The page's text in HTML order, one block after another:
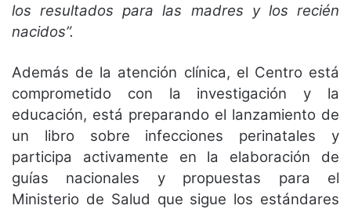
los resultados para las madres y los recién
nacidos”.
Además de la atención clínica, el Centro está
comprometido con la investigación y la
educación, está preparando el lanzamiento de
un libro sobre infecciones perinatales y
participa activamente en la elaboración de
guías nacionales y propuestas para el
Ministerio de Salud que sigue los estándares